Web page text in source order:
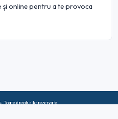
online pentru a te provoca
Toate drepturile rezervate.